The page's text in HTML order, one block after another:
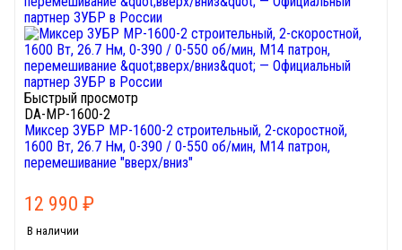
Быстрый просмотр
DA-МР-1600-2
Миксер ЗУБР МР-1600-2 строительный, 2-скоростной,
1600 Вт, 26.7 Нм, 0-390 / 0-550 об/мин, М14 патрон,
перемешивание "вверх/вниз"
12 990 ₽
В наличии